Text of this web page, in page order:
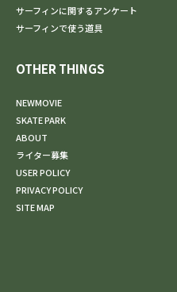
サーフィンに関するアンケート
サーフィンで使う道具
OTHER THINGS
NEWMOVIE
SKATE PARK
ABOUT
ライター募集
USER POLICY
PRIVACY POLICY
SITE MAP